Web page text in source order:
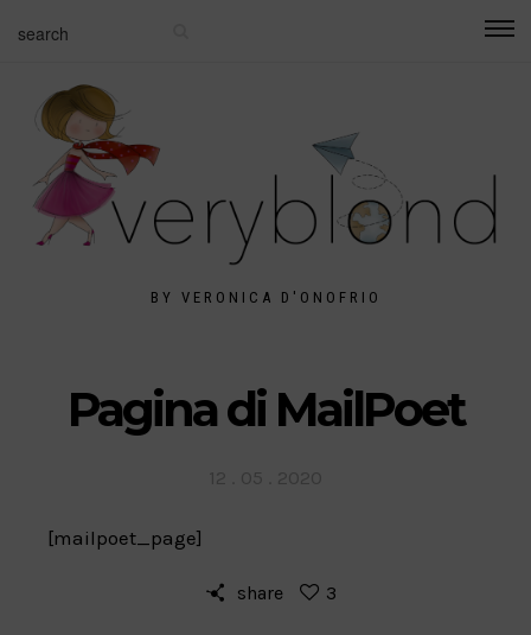
BY VERONICA D'ONOFRIO
Pagina di MailPoet
[mailpoet_page]
share 3